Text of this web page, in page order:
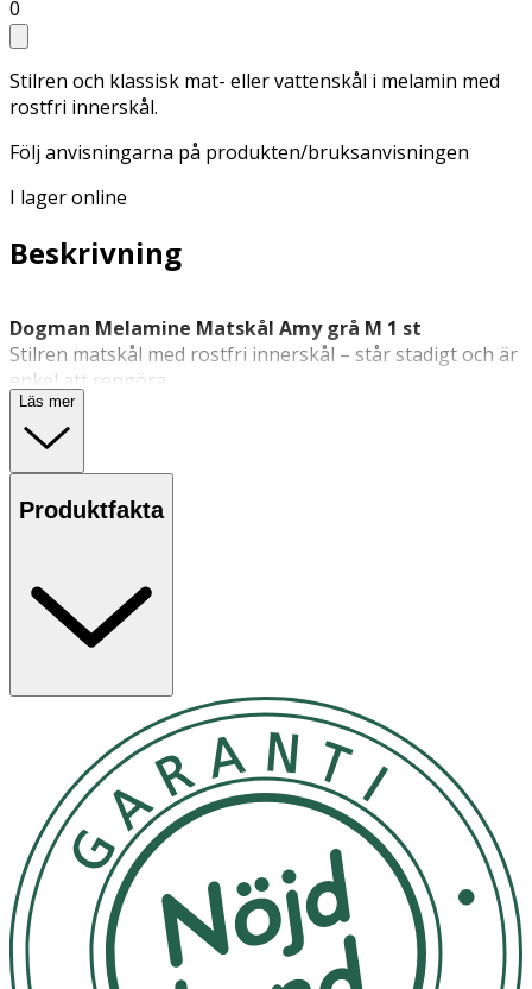
0
Stilren och klassisk mat- eller vattenskål i melamin med
rostfri innerskål.
Följ anvisningarna på produkten/bruksanvisningen
I lager online
Beskrivning
Dogman Melamine Matskål Amy grå M 1 st
Stilren matskål med rostfri innerskål – står stadigt och är
enkel att rengöra.
Dogman
klassisk mat- eller vattenskål tillverkad i slitstark melamin
med en rostfri innerskål. Skålens tyngd i kombination
med gummikant på undersidan gör att den står stabilt
Egenskaper
· Stilren design i grått
· Rostfri innerskål för enkel rengöring
· Gummikant som ger stabilitet
· Tål maskindisk
· Ej lämplig för mikrovågsugn
· Volym: 350 ml
· Mått: 17,5 x 6 cm
Användning
Läs mer
Produktfakta